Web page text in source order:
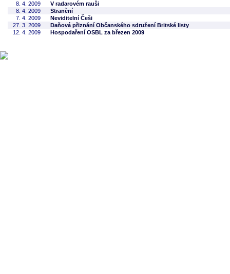
8. 4. 2009
V radarovém rauši
8. 4. 2009
Stranění
7. 4. 2009
Neviditelní Češi
27. 3. 2009
Daňová přiznání Občanského sdružení Britské listy
12. 4. 2009
Hospodaření OSBL za březen 2009